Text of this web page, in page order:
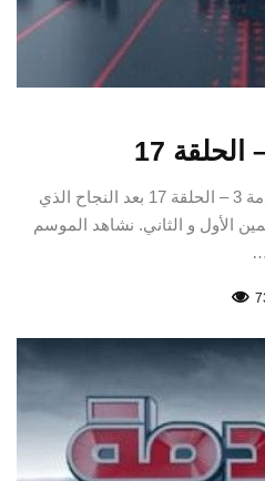
برامج رمضان 2018 برنامج الصدمة 3 – الحلقة 17 بعد النجاح الذي
الأول و الثاني. نشاهد الموسم